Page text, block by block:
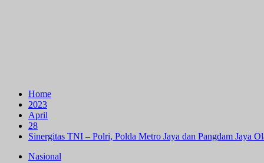
Home
2023
April
28
Sinergitas TNI – Polri, Polda Metro Jaya dan Pangdam Jaya
Nasional